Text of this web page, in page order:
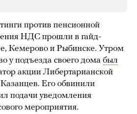
против пенсионной
НДС прошли в гайд-
Кемерово и Рыбинске. Утром
у подъезда своего дома был
акции Либертарианской
Его обвинили
подачи уведомления
мероприятия.